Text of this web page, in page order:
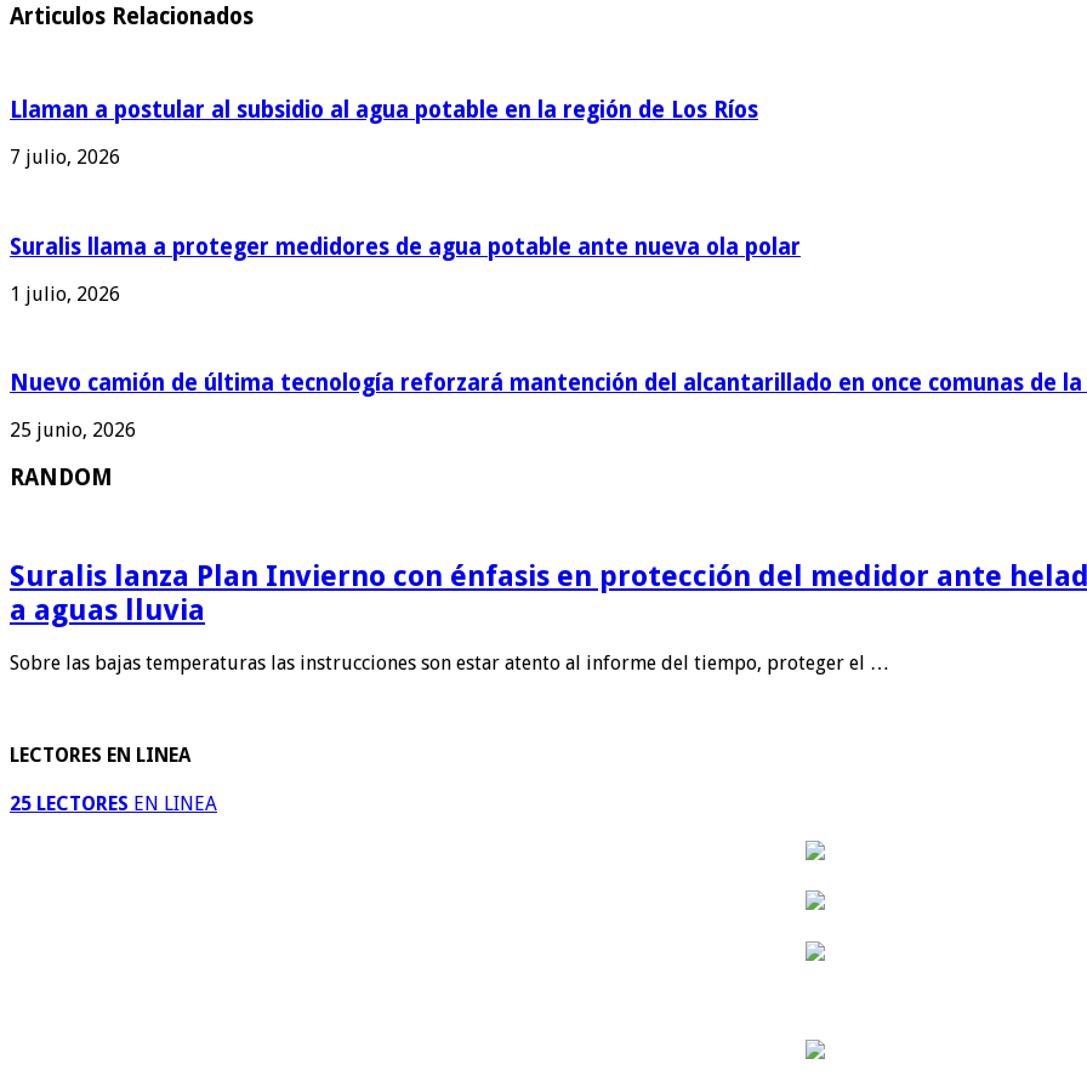
Articulos Relacionados
Llaman a postular al subsidio al agua potable en la región de Los Ríos
7 julio, 2026
Suralis llama a proteger medidores de agua potable ante nueva ola polar
1 julio, 2026
Nuevo camión de última tecnología reforzará mantención del alcantarillado en once comunas de la
25 junio, 2026
RANDOM
Suralis lanza Plan Invierno con énfasis en protección del medidor ante
a aguas lluvia
Sobre las bajas temperaturas las instrucciones son estar atento al informe del tiempo, proteger el …
LECTORES EN LINEA
25 LECTORES EN LINEA